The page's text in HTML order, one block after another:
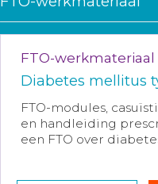
FTO-werkmateriaal
Diabetes mellitus
FTO-modules,
en handleiding
een FTO over